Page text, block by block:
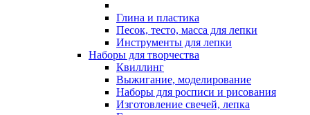
Глина и пластика
Песок, тесто, масса для лепки
Инструменты для лепки
Наборы для творчества
Квиллинг
Выжигание, моделирование
Наборы для росписи и рисования
Изготовление свечей, лепка